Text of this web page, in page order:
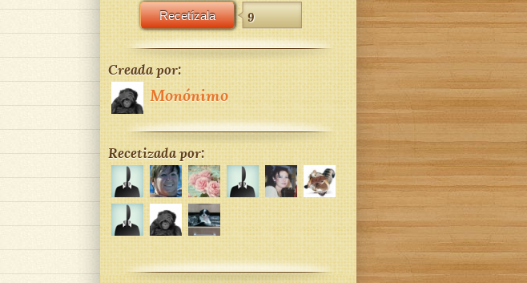
Recetízala 9
Creada por:
Monónimo
Recetizada por: